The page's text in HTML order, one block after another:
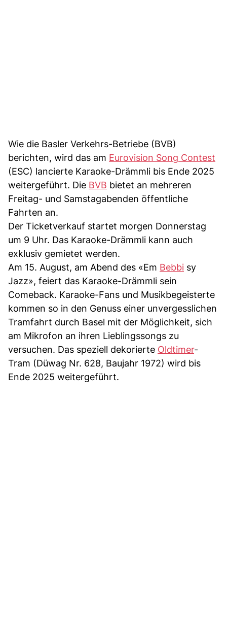
Wie die Basler Verkehrs-Betriebe (BVB)
berichten, wird das am Eurovision Song Contest
(ESC) lancierte Karaoke-Drämmli bis Ende 2025
weitergeführt. Die BVB bietet an mehreren
Freitag- und Samstagabenden öffentliche
Fahrten an.
Der Ticketverkauf startet morgen Donnerstag
um 9 Uhr. Das Karaoke-Drämmli kann auch
exklusiv gemietet werden.
Am 15. August, am Abend des «Em Bebbi sy
Jazz», feiert das Karaoke-Drämmli sein
Comeback. Karaoke-Fans und Musikbegeisterte
kommen so in den Genuss einer unvergesslichen
Tramfahrt durch Basel mit der Möglichkeit, sich
am Mikrofon an ihren Lieblingssongs zu
versuchen. Das speziell dekorierte Oldtimer-
Tram (Düwag Nr. 628, Baujahr 1972) wird bis
Ende 2025 weitergeführt.